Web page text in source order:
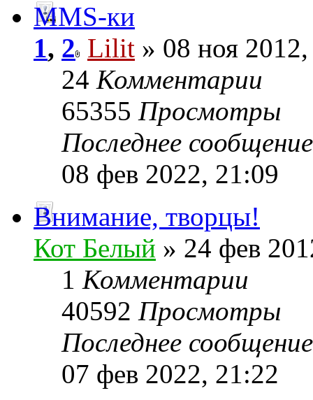
MMS-ки
1, 2 Lilit » 08 ноя
24 Комментарии
65355 Просмотры
Последнее
08 фев 2022, 21:09
Внимание, творцы!
Кот Белый » 24 фев
1 Комментарии
40592 Просмотры
Последнее
07 фев 2022, 21:22